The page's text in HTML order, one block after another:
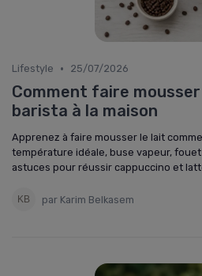
Lifestyle • 25/07/2026
Comment faire
barista à la maison
Apprenez à faire mousser le lait
température idéale, buse vapeur,
astuces pour réussir cappuccino et
par Karim Belkasem